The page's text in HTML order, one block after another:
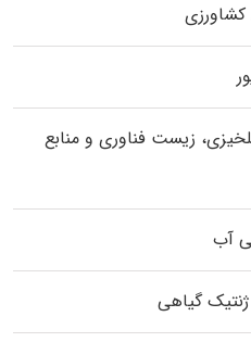
زیست فناوری و منابع
آب
ژنتیک گیاهی